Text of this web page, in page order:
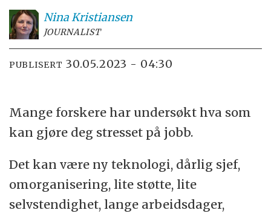
NinaKristiansen
JOURNALIST
PUBLISERT 30.05.2023 - 04:30
Mange forskere har undersøkt hva som
kan gjøre deg stresset på jobb.
Det kan være ny teknologi, dårlig sjef,
omorganisering, lite støtte, lite
selvstendighet, lange arbeidsdager,